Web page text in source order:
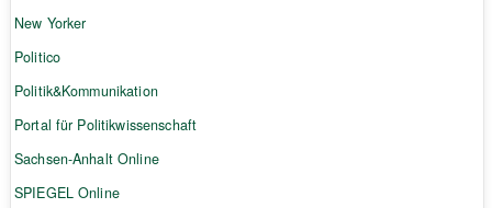
New Yorker
Politico
Politik&Kommunikation
Portal für Politikwissenschaft
Sachsen-Anhalt Online
SPIEGEL Online